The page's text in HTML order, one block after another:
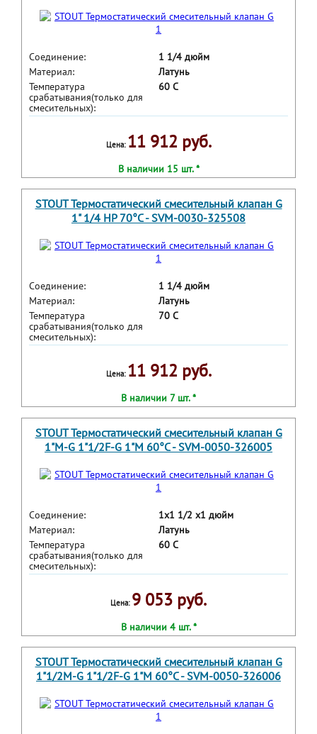
Соединение:
1 1/4 дюйм
Материал:
Латунь
Температура
срабатывания(только для
смесительных):
60 С
Цена: 11 912 руб.
В наличии 15 шт. *
STOUT Термостатический смесительный клапан G
1" 1/4 НР 70°С - SVM-0030-325508
Соединение:
1 1/4 дюйм
Материал:
Латунь
Температура
срабатывания(только для
смесительных):
70 С
Цена: 11 912 руб.
В наличии 7 шт. *
STOUT Термостатический смесительный клапан G
1"М-G 1"1/2F-G 1"M 60°С - SVM-0050-326005
Соединение:
1x1 1/2 x1 дюйм
Материал:
Латунь
Температура
срабатывания(только для
смесительных):
60 С
Цена: 9 053 руб.
В наличии 4 шт. *
STOUT Термостатический смесительный клапан G
1"1/2M-G 1"1/2F-G 1"M 60°С - SVM-0050-326006